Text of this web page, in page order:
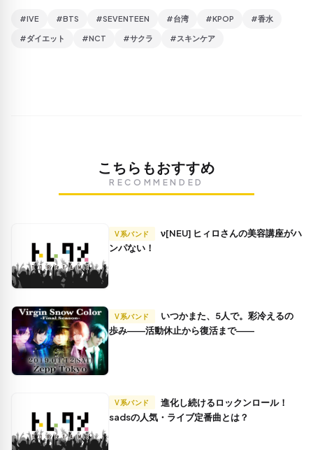
#IVE #BTS #SEVENTEEN #台湾 #KPOP #香水
#ダイエット #NCT #サクラ #スキンケア
こちらもおすすめ
RECOMMENDED
V系バンド
ンパない！
V系バンド
歩み――活動休止から復活まで――
V系バンド
sadsの人気・ライブ定番曲とは？